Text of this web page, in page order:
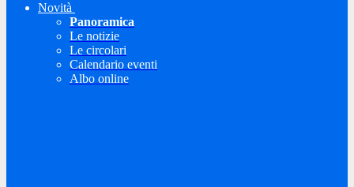
Novità
Panoramica
Le notizie
Le circolari
Calendario eventi
Albo online